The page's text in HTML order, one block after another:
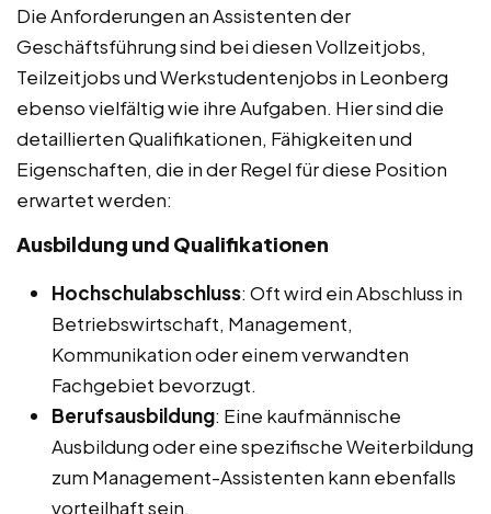
Die Anforderungen an Assistenten der
Geschäftsführung sind bei diesen Vollzeitjobs,
Teilzeitjobs und Werkstudentenjobs in Leonberg
ebenso vielfältig wie ihre Aufgaben. Hier sind die
detaillierten Qualifikationen, Fähigkeiten und
Eigenschaften, die in der Regel für diese Position
erwartet werden:
Ausbildung und Qualifikationen
Hochschulabschluss: Oft wird ein Abschluss in
Betriebswirtschaft, Management,
Kommunikation oder einem verwandten
Fachgebiet bevorzugt.
Berufsausbildung: Eine kaufmännische
Ausbildung oder eine spezifische Weiterbildung
zum Management-Assistenten kann ebenfalls
vorteilhaft sein.